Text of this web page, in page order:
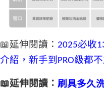
📖延伸閱讀： 2025必收
介紹，新手到PRO級都
📖延伸閱讀： 刷具多久